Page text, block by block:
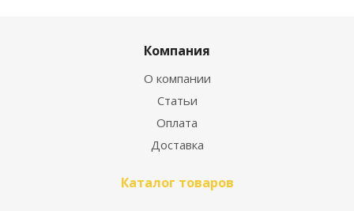
Компания
О компании
Статьи
Оплата
Доставка
Каталог товаров